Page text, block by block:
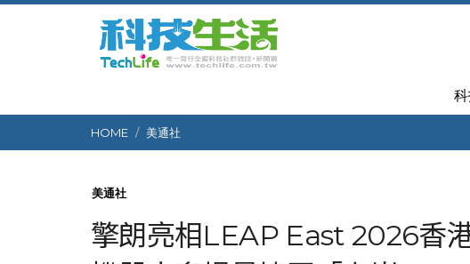
HOME 美通社
美通社
擎朗亮相LEAP East 2026香